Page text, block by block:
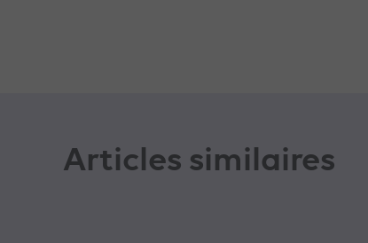
Articles similaires